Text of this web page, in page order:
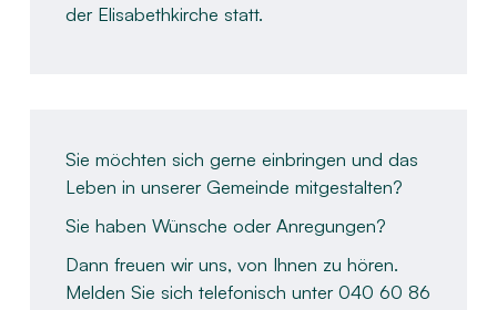
der Elisabethkirche statt.
Sie möchten sich gerne einbringen und das
Leben in unserer Gemeinde mitgestalten?​
​Sie haben Wünsche oder Anregungen?​
Dann freuen wir uns, von Ihnen zu hören.
Melden Sie sich telefonisch unter 040 60 86